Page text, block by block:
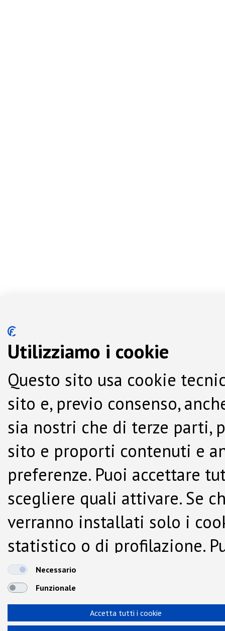
Utilizziamo i cookie
Questo sito usa cookie
sito e, previo consenso,
sia nostri che di terze parti,
sito e proporti contenuti e
preferenze. Puoi accettare
scegliere quali attivare. Se
verranno installati solo i
statistico o di profilazione.
dalla Cookie Policy.
Necessario
Funzionale
Accetta tutti i cookie